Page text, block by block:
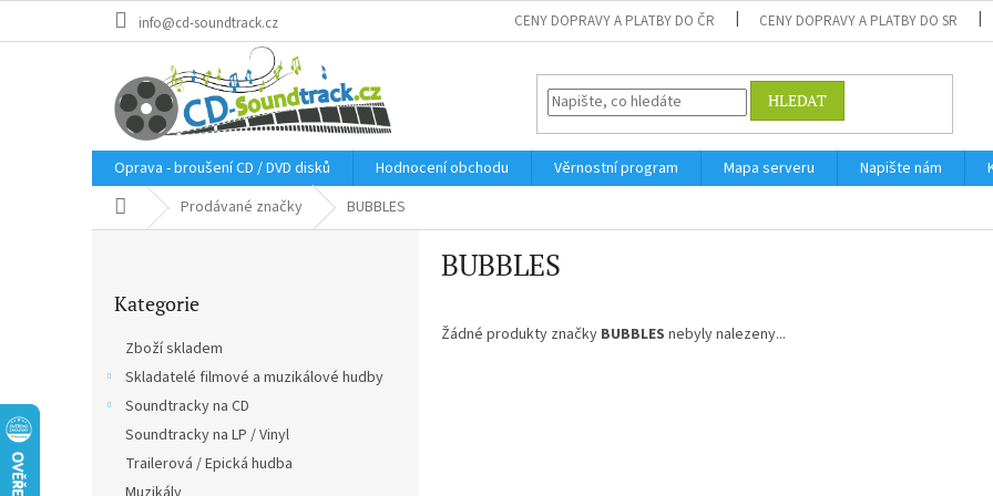
info@cd-soundtrack.cz CENY DOPRAVY A PLATBY DO ČR CENY DOPRAVY A PLATBY DO SR
HLEDAT
Oprava - broušení CD / DVD disků Hodnocení obchodu Věrnostní program Mapa serveru Napište nám
Domů Prodávané značky BUBBLES
kategorie
Kategorie
Zboží skladem
Skladatelé filmové a muzikálové hudby
Soundtracky na CD
Soundtracky na LP / Vinyl
Trailerová / Epická hudba
BUBBLES
Žádné produkty značky BUBBLES nebyly nalezeny...